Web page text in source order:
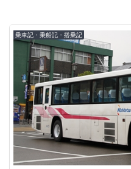
乗車記・乗船記・搭乗記